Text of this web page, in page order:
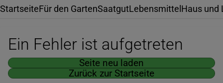
StartseiteFür den GartenSaatgutLebensmittel Haus und
Ein Fehler ist aufgetreten
Seite neu laden
Zurück zur Startseite